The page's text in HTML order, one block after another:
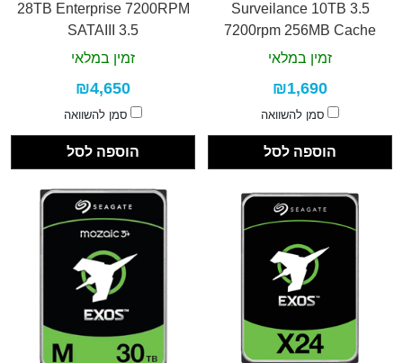
Surveilance 10TB 3.5
7200rpm 256MB Cache
זמין במלאי
₪1,690
סמן להשוואה
הוספה לסל
28TB Enterprise 7200RPM
SATAIII 3.5
זמין במלאי
₪4,650
סמן להשוואה
הוספה לסל